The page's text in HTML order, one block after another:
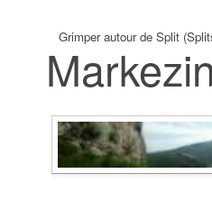
Grimper autour de Split